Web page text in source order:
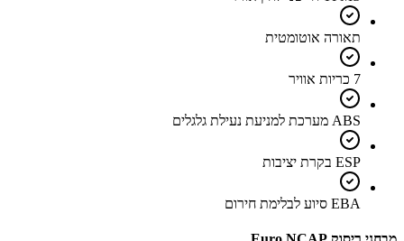
תאורה אוטומטית
7 כריות אוויר
ABS מערכת למניעת נעילת גלגלים
ESP בקרת יציבות
EBA סיוע לבלימת חירום